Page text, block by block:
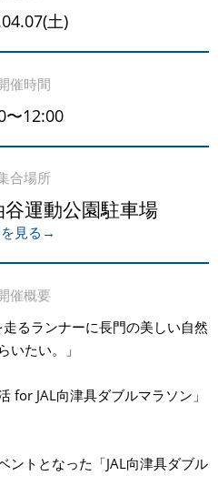
土)
催時間
〜12:00
合場所
運動公園駐車場
見る→
催概要
走るランナーに長門の美しい自然
いたい。」
for JAL向津具ダブルマラソン」
ントとなった「JAL向津具ダブル